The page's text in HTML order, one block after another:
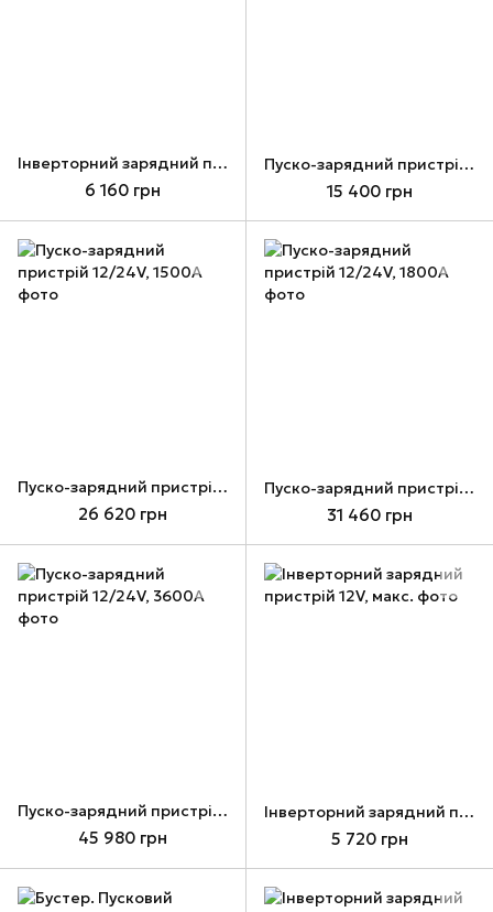
Інверторний зарядний пристрій 12V, макс. струм 30A, 220V
6 160 грн
Пуско-зарядний пристрій 12/24V, 1000A
15 400 грн
Пуско-зарядний пристрій 12/24V, 1500A
26 620 грн
Пуско-зарядний пристрій 12/24V, 1800A
31 460 грн
Пуско-зарядний пристрій 12/24V, 3600A
45 980 грн
Інверторний зарядний пристрій 12V, макс.
5 720 грн